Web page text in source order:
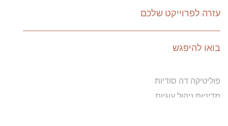
עזרה לפרוייקט שלכם
בואו להיפגש
פוליטיקה דה סודיות
מדיניות ניהול עוגיות